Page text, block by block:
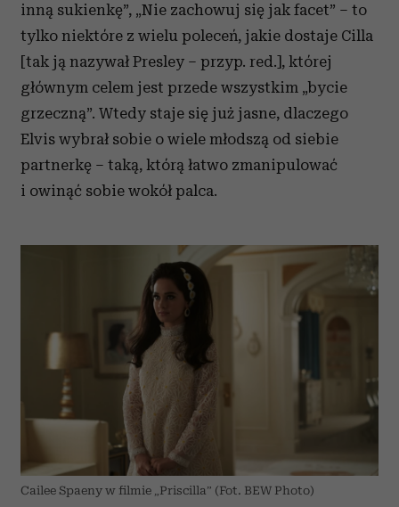
inną sukienkę”, „Nie zachowuj się jak facet” – to
tylko niektóre z wielu poleceń, jakie dostaje Cilla
[tak ją nazywał Presley – przyp. red.], której
głównym celem jest przede wszystkim „bycie
grzeczną”. Wtedy staje się już jasne, dlaczego
Elvis wybrał sobie o wiele młodszą od siebie
partnerkę – taką, którą łatwo zmanipulować
i owinąć sobie wokół palca.
Cailee Spaeny w filmie „Priscilla” (Fot. BEW Photo)